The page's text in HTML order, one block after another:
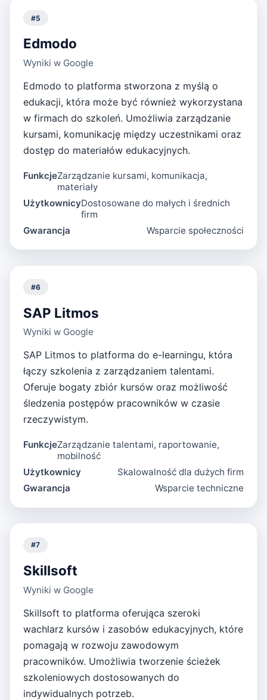
#5
Edmodo
Wyniki w Google
Edmodo to platforma stworzona z myślą o
edukacji, która może być również wykorzystana
w firmach do szkoleń. Umożliwia zarządzanie
kursami, komunikację między uczestnikami oraz
dostęp do materiałów edukacyjnych.
FunkcjeZarządzanie kursami, komunikacja,
materiały
UżytkownicyDostosowane do małych i średnich
firm
Gwarancja
Wsparcie społeczności
#6
SAP Litmos
Wyniki w Google
SAP Litmos to platforma do e-learningu, która
łączy szkolenia z zarządzaniem talentami.
Oferuje bogaty zbiór kursów oraz możliwość
śledzenia postępów pracowników w czasie
rzeczywistym.
FunkcjeZarządzanie talentami, raportowanie,
mobilność
Użytkownicy
Skalowalność dla dużych firm
Gwarancja
Wsparcie techniczne
#7
Skillsoft
Wyniki w Google
Skillsoft to platforma oferująca szeroki
wachlarz kursów i zasobów edukacyjnych, które
pomagają w rozwoju zawodowym
pracowników. Umożliwia tworzenie ścieżek
szkoleniowych dostosowanych do
indywidualnych potrzeb.